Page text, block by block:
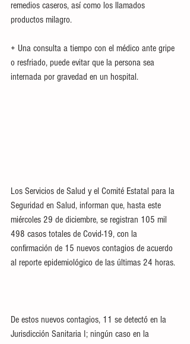
remedios caseros, así como los llamados
productos milagro.
+ Una consulta a tiempo con el médico ante gripe
o resfriado, puede evitar que la persona sea
internada por gravedad en un hospital.
Los Servicios de Salud y el Comité Estatal para la
Seguridad en Salud, informan que, hasta este
miércoles 29 de diciembre, se registran 105 mil
498 casos totales de Covid-19, con la
confirmación de 15 nuevos contagios de acuerdo
al reporte epidemiológico de las últimas 24 horas.
De estos nuevos contagios, 11 se detectó en la
Jurisdicción Sanitaria I; ningún caso en la